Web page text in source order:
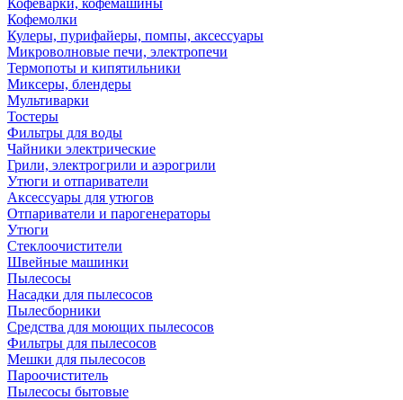
Кофемолки
Кулеры, пурифайеры, помпы, аксессуары
Микроволновые печи, электропечи
Термопоты и кипятильники
Миксеры, блендеры
Мультиварки
Тостеры
Фильтры для воды
Чайники электрические
Грили, электрогрили и аэрогрили
Утюги и отпариватели
Аксессуары для утюгов
Отпариватели и парогенераторы
Утюги
Стеклоочистители
Швейные машинки
Пылесосы
Насадки для пылесосов
Пылесборники
Средства для моющих пылесосов
Фильтры для пылесосов
Мешки для пылесосов
Пароочиститель
Пылесосы бытовые